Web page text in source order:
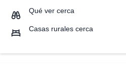
Qué ver cerca
Casas rurales cerca